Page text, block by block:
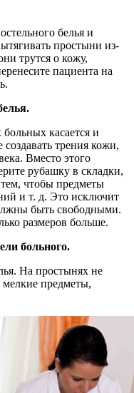
белья и
простыни из-
трутся о кожу,
пациента на
касается и
трения кожи,
Вместо этого
рубашку в складки,
тем, чтобы предметы
и т. д. Это исключит
быть свободными.
размеров больше.
больного.
На простынях не
предметы,